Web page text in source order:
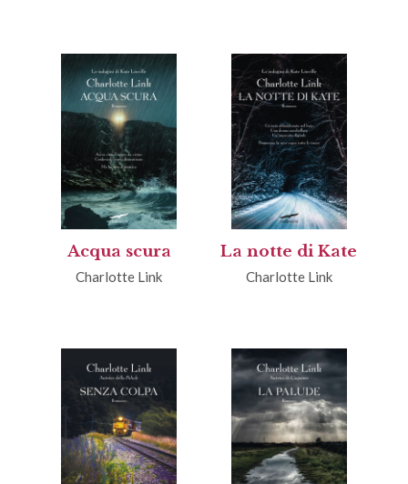
Acqua scura
Charlotte Link
La notte di Kate
Charlotte Link